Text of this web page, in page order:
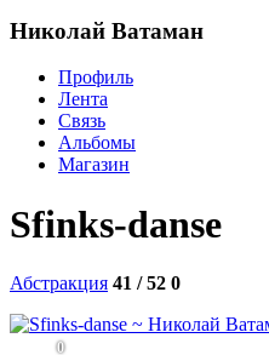
Николай Ватаман
Профиль
Лента
Связь
Альбомы
Магазин
Sfinks-danse
Абстракция 41 / 52 0
0